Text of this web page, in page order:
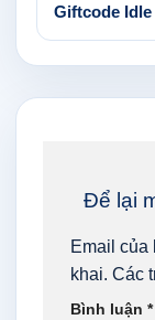
Giftcode
Để lại
Email của
khai. Các
Bình luận *